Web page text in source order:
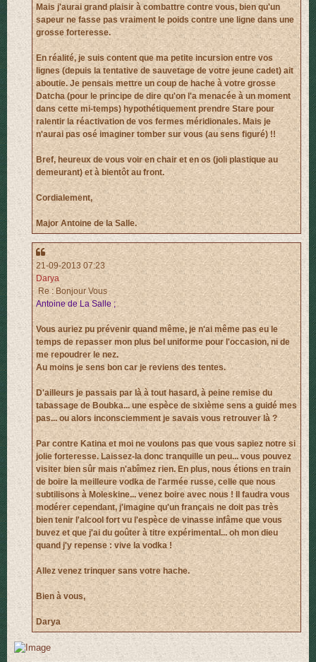
Mais j'aurai grand plaisir à combattre contre vous, bien qu'un
sapeur ne fasse pas vraiment le poids contre une ligne dans une
grosse forteresse.
En réalité, je suis content que ma petite incursion entre vos
lignes (depuis la tentative de sauvetage de votre jeune cadet) ait
aboutie. Je pensais mettre un coup de hache à votre grosse
Datcha (pour le principe de dire qu'on l'a menacée à un moment
dans cette mi-temps) hypothétiquement prendre Stare pour
ralentir la réactivation de vos fermes méridionales. Mais je
n'aurai pas osé imaginer tomber sur vous (au sens figuré) !!
Bref, heureux de vous voir en chair et en os (joli plastique au
demeurant) et à bientôt au front.
Cordialement,
Major Antoine de la Salle.
21-09-2013 07:23
Darya
Re : Bonjour Vous
Antoine de La Salle ;
Vous auriez pu prévenir quand même, je n'ai même pas eu le
temps de repasser mon plus bel uniforme pour l'occasion, ni de
me repoudrer le nez.
Au moins je sens bon car je reviens des tentes.
D'ailleurs je passais par là à tout hasard, à peine remise du
tabassage de Boubka... une espèce de sixième sens a guidé mes
pas... ou alors inconsciemment je savais vous retrouver là ?
Par contre Katina et moi ne voulons pas que vous sapiez notre si
jolie forteresse. Laissez-la donc tranquille un peu... vous pouvez
visiter bien sûr mais n'abîmez rien. En plus, nous étions en train
de boire la meilleure vodka de l'armée russe, celle que nous
subtilisons à Moleskine... venez boire avec nous ! Il faudra vous
modérer cependant, j'imagine qu'un français ne doit pas très
bien tenir l'alcool fort vu l'espèce de vinasse infâme que vous
buvez et que j'ai du goûter à titre expérimental... oh mon dieu
quand j'y repense : vive la vodka !
Allez venez trinquer sans votre hache.
Bien à vous,
Darya